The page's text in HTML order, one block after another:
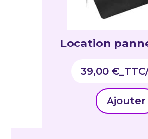
Location
39,00 € _TTC
Ajouter